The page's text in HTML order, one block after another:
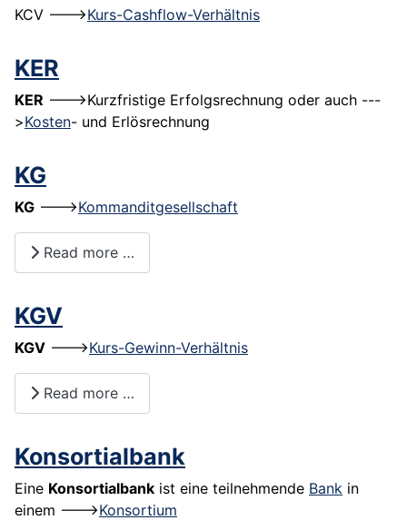
KCV --->Kurs-Cashflow-Verhältnis
KER
KER --->Kurzfristige Erfolgsrechnung oder auch ---
>Kosten- und Erlösrechnung
KG
KG --->Kommanditgesellschaft
Read more …
KGV
KGV --->Kurs-Gewinn-Verhältnis
Read more …
Konsortialbank
Eine Konsortialbank ist eine teilnehmende Bank in
einem --->Konsortium